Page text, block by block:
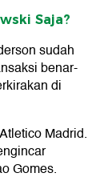
Saja?
sudah
benar-
di
Madrid.
Gomes.